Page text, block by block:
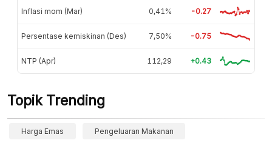
Inflasi mom (Mar) 0,41% -0.27
Persentase kemiskinan (Des) 7,50% -0.75
NTP (Apr) 112,29 +0.43
Topik Trending
Harga Emas Pengeluaran Makanan